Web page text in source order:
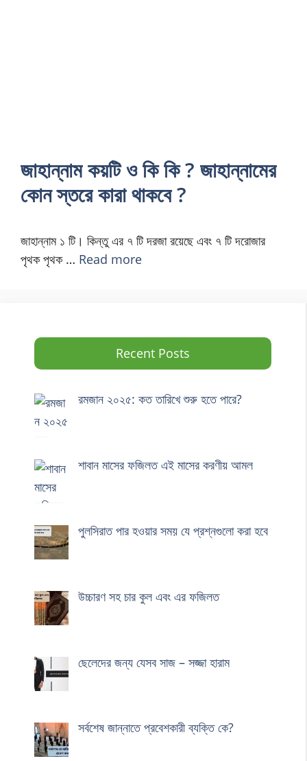
জাহান্নাম কয়টি ও কি কি ? জাহান্নামের
কোন স্তরে কারা থাকবে ?
জাহান্নাম ১ টি। কিন্তু এর ৭ টি দরজা রয়েছে এবং ৭ টি দরোজার
পৃথক পৃথক … Read more
Recent Posts
রমজান ২০২৫: কত তারিখে শুরু হতে পারে?
শাবান মাসের ফজিলত এই মাসের করণীয় আমল
পুলসিরাত পার হওয়ার সময় যে প্রশ্নগুলো করা হবে
উচ্চারণ সহ চার কুল এবং এর ফজিলত
ছেলেদের জন্য যেসব সাজ – সজ্জা হারাম
সর্বশেষ জান্নাতে প্রবেশকারী ব্যক্তি কে?